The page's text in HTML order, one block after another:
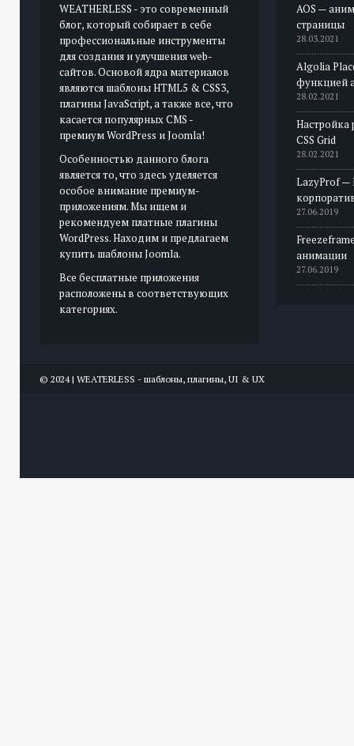
WEATHERLESS - это современный
блог, который собирает в себе
профессиональные инструменты
для создания и улучшения web-
сайтов. Основой ядра материалов
являются шаблоны HTML5 & CSS3,
плагины JavaScript, а также все, что
касается популярных CMS -
премиум WordPress и Joomla!
Особенностью данного блога
является то, что здесь уделяется
особое внимание премиум-
приложениям. Мы ищем и
рекомендуем платные плагины
WordPress. Находим и предлагаем
купить шаблоны Joomla.
Все бесплатные приложения
расположены в соответствующих
категориях.
AOS —
страницы
28.03.2021
Algolia
функцией
28.02.2021
Настройка
CSS Grid
28.02.2021
LazyProf —
27.06.2019
анимации
27.06.2019
© 2024 | WEATERLESS - шаблоны, плагины, UI & UX